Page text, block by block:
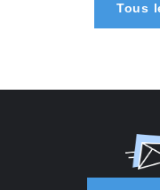
Tous